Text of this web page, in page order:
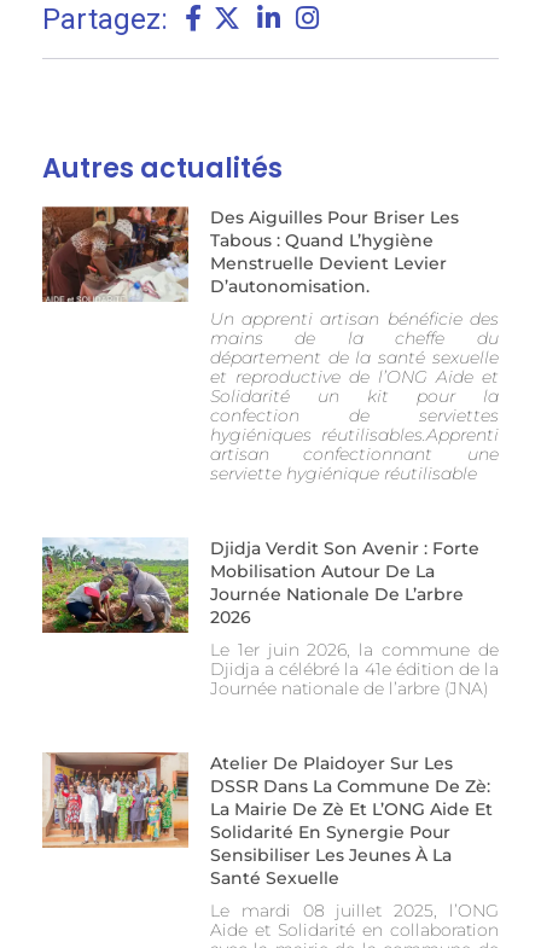
Partagez:
Autres actualités
Des Aiguilles Pour Briser Les
Tabous : Quand L’hygiène
Menstruelle Devient Levier
D’autonomisation.
Un apprenti artisan bénéficie des
mains de la cheffe du
département de la santé sexuelle
et reproductive de l’ONG Aide et
Solidarité un kit pour la
confection de serviettes
hygiéniques réutilisables.Apprenti
artisan confectionnant une
serviette hygiénique réutilisable
Djidja Verdit Son Avenir : Forte
Mobilisation Autour De La
Journée Nationale De L’arbre
2026
Le 1er juin 2026, la commune de
Djidja a célébré la 41e édition de la
Journée nationale de l’arbre (JNA)
Atelier De Plaidoyer Sur Les
DSSR Dans La Commune De Zè:
La Mairie De Zè Et L’ONG Aide Et
Solidarité En Synergie Pour
Sensibiliser Les Jeunes À La
Santé Sexuelle
Le mardi 08 juillet 2025, l’ONG
Aide et Solidarité en collaboration